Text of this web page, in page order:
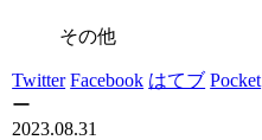
その他
Twitter Facebook はてブ Pocket
ー
2023.08.31